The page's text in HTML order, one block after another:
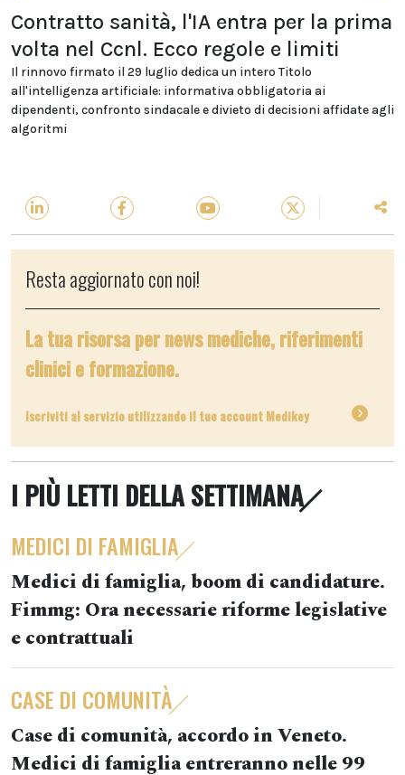
Contratto sanità, l'IA entra per la prima
volta nel Ccnl. Ecco regole e limiti
Il rinnovo firmato il 29 luglio dedica un intero Titolo
all'intelligenza artificiale: informativa obbligatoria ai
dipendenti, confronto sindacale e divieto di decisioni affidate agli
algoritmi
Resta aggiornato con noi!
La tua risorsa per news mediche, riferimenti
clinici e formazione.
Iscriviti al servizio utilizzando il tuo account Medikey
I PIÙ LETTI DELLA SETTIMANA
MEDICI DI FAMIGLIA
Medici di famiglia, boom di candidature.
Fimmg: Ora necessarie riforme legislative
e contrattuali
CASE DI COMUNITÀ
Case di comunità, accordo in Veneto.
Medici di famiglia entreranno nelle 99